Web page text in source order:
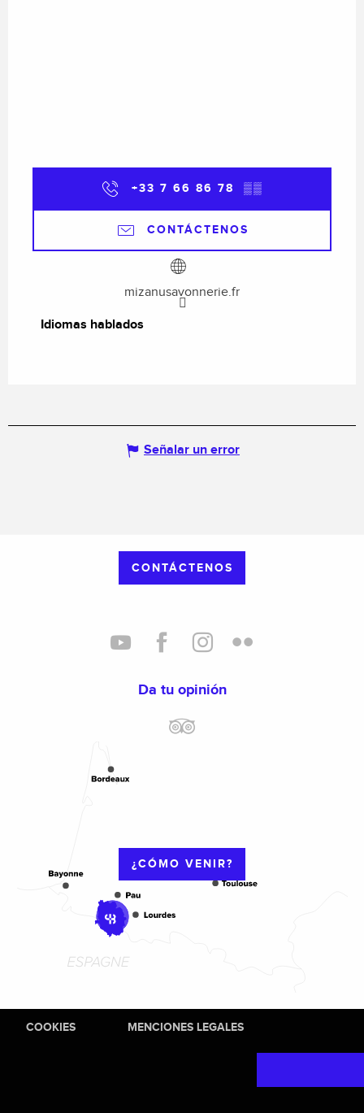
+33 7 66 86 78 ▒▒
CONTÁCTENOS
mizanusavonnerie.fr
Idiomas hablados
Idiomas hablados
Señalar un error
CONTÁCTENOS
Da tu opinión
¿CÓMO VENIR?
COOKIES MENCIONES LEGALES